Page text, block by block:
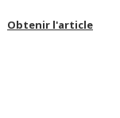
Obtenir l'article